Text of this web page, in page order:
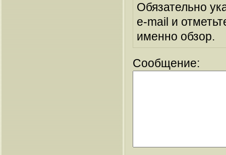
Обязательно
e-mail и
именно обзор.
Сообщение: